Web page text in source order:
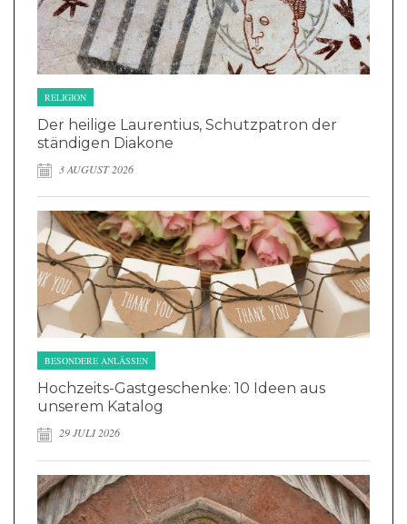
RELIGION
Der heilige Laurentius, Schutzpatron der
ständigen Diakone
3 AUGUST 2026
BESONDERE ANLÄSSEN
Hochzeits-Gastgeschenke: 10 Ideen aus
unserem Katalog
29 JULI 2026